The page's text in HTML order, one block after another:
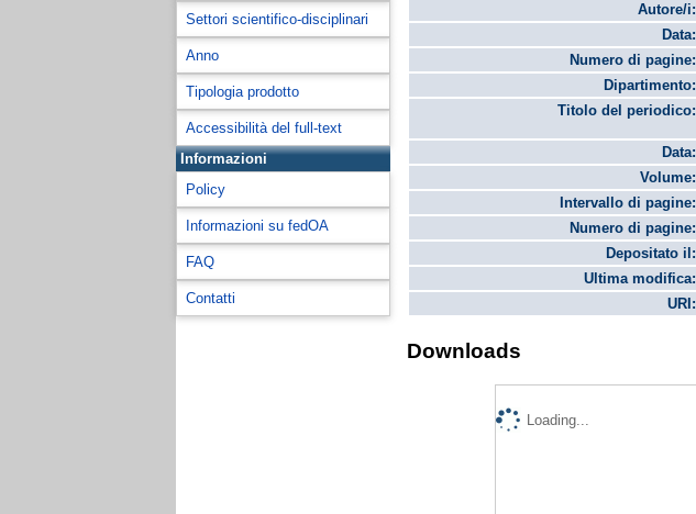
Settori scientifico-disciplinari
Anno
Tipologia prodotto
Accessibilità del full-text
Informazioni
Policy
Informazioni su fedOA
FAQ
Contatti
Autore/i:
Data:
Numero di pagine:
Dipartimento:
Titolo del periodico:
Data:
Volume:
Intervallo di pagine:
Numero di pagine:
Depositato il:
Ultima modifica:
URI:
Downloads
Loading...